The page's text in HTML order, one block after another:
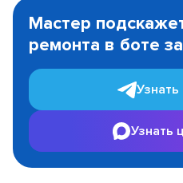
1
Мастер
ремонта в боте
Узнать
Узнать